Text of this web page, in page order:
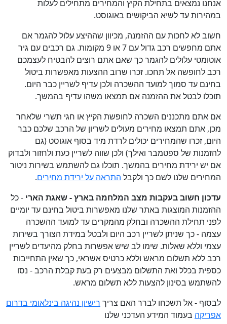
אנחנו נמצאים בתחילת הקיץ והמחירים מתחילים לעלות
במהירות עד לשיא הביקושים באוגוסט.
חשוב לא לחכות עם ההזמנה, מכיוון שההיצע עלול להגמר אם
אתם מחפשים רכב גדול עם 7 או 9 מקומות. גם רכבים עם גיר
אוטומטי עלולים להגמר כך שאם אתם רוצים להבטיח לעצמכם
רכב לחופשה אל תחכו. זכרו שרוב ההצעות מאפשרות ביטול
בחינם עד סמוך למועד ההשכרה ולכן עדיף לשריין כבר היום.
תוכלו לבטל את ההזמנה אם תמצאו משהו עדיף בהמשך.
אם אתם מתכננים השכרה לחופשת הקיץ או חגי תשרי שלאחר
מכן, אתם תמצאו מחירים מעולים לשריון של הרכב שלכם כבר
היום, זכרו שהמחירים יכולים לרדת מיד בסוף אוגוסט (גם
להזמנות של ספטמבר ואילך) ולכן שווה לשריין כעת ולחזור ולבדוק
אם יש ירידת מחירים בהמשך. תוכלו גם להשתמש בשירות ניטור
המחירים שלנו לשם כך ולקבל התראה על ירידת מחירים.
עדכון חשוב בעקבות מצב המלחמה בארץ - שאגת הארי - כל
ההזמנות המוצגות באתר שלנו מאפשרות ביטול בחינם עד יומיים
לפני תחילת ההשכרה ובחלק מהמקרים עד למועד ההשכרה
עצמה - כך שניתן לשריין רכב היום ולבטל במידת הצורך בשירות
עצמי וללא שאלות. שימו לב שיש אפשרות בחלק מהיעדים לשריין
רכב ללא תשלום מראש וללא כרטיס אשראי, כך שאין התחייבות
כספית בכלל ואת התשלום מבצעים רק בעת קבלת הרכב - נסו
להשתמש בסינון להצעות ללא תשלום מראש.
לבסוף - אל תשכחו לברר האם צריך רישיון נהיגה בינלאומי בדרום
אפריקה בעמוד המידע העדכני שלנו